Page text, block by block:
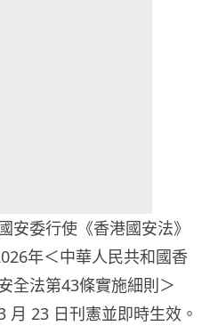
安委行使《香港國安法》
年＜中華人民共和國香
全法第43條實施細則＞
月 23 日刊憲並即時生效。